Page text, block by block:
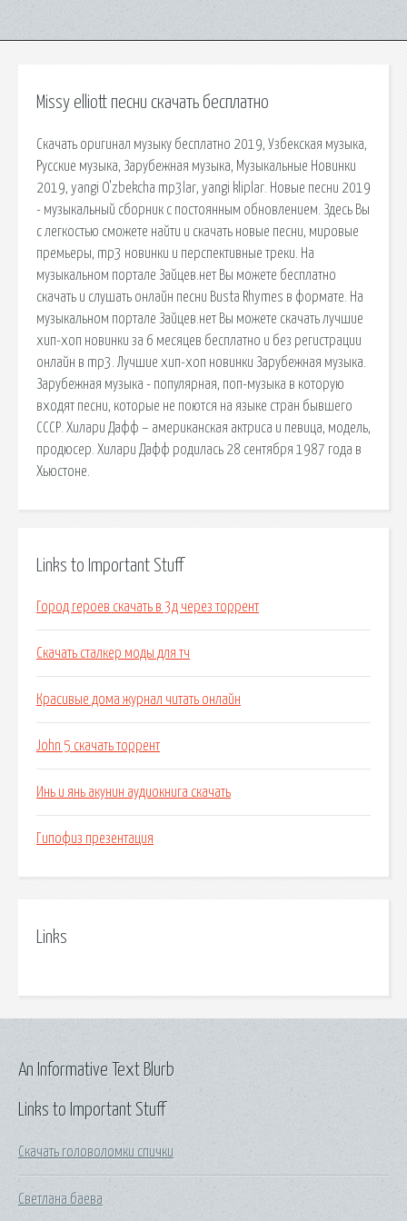
Missy elliott песни скачать бесплатно
Скачать оригинал музыку бесплатно 2019, Узбекская музыка,
Русские музыка, Зарубежная музыка, Музыкальные Новинки
2019, yangi O'zbekcha mp3lar, yangi kliplar. Новые песни 2019
- музыкальный сборник с постоянным обновлением. Здесь Вы
с легкостью сможете найти и скачать новые песни, мировые
премьеры, mp3 новинки и перспективные треки. На
музыкальном портале Зайцев.нет Вы можете бесплатно
скачать и слушать онлайн песни Busta Rhymes в формате. На
музыкальном портале Зайцев.нет Вы можете скачать лучшие
хип-хоп новинки за 6 месяцев бесплатно и без регистрации
онлайн в mp3. Лучшие хип-хоп новинки Зарубежная музыка.
Зарубежная музыка - популярная, поп-музыка в которую
входят песни, которые не поются на языке стран бывшего
СССР. Хилари Дафф – американская актриса и певица, модель,
продюсер. Хилари Дафф родилась 28 сентября 1987 года в
Хьюстоне.
Links to Important Stuff
Город героев скачать в 3д через торрент
Скачать сталкер моды для тч
Красивые дома журнал читать онлайн
John 5 скачать торрент
Инь и янь акунин аудиокнига скачать
Гипофиз презентация
Links
Links to Important Stuff
Скачать головоломки спички
Светлана баева
An Informative Text Blurb